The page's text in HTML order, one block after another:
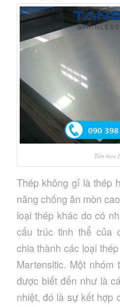
Tấm inox
Thép không gỉ là thép
năng chống ăn mòn
loại thép khác do có
cấu trúc tinh thể của
chia thành các loại
Martensitic. Một
được biết đến như là
nhiệt, đó là sự kết hợp